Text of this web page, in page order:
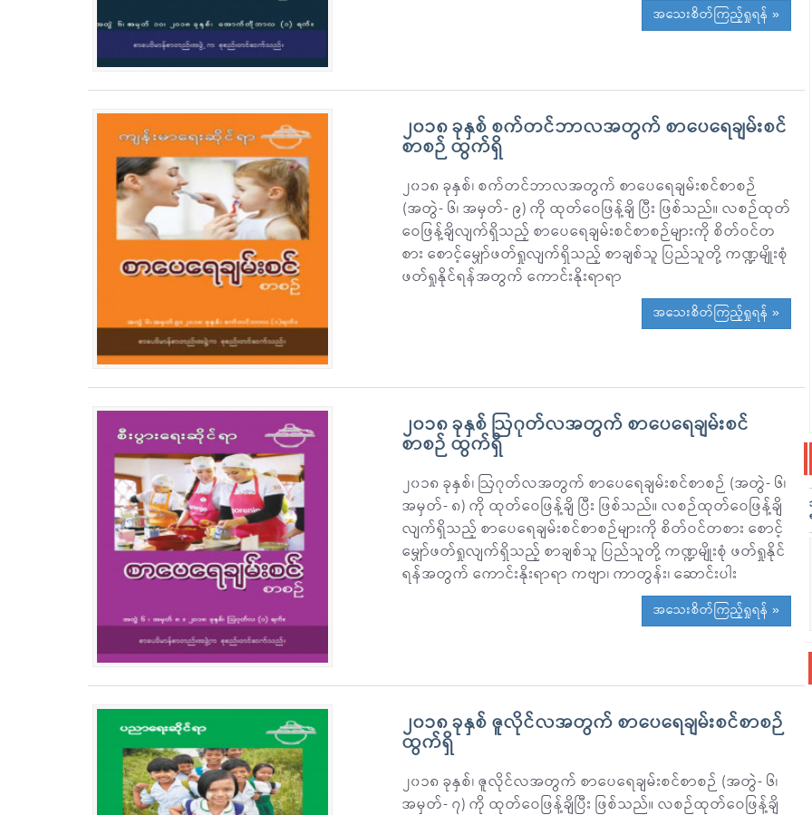
အသေးစိတ်ကြည့်ရှုရန် »
၂၀၁၈ ခုနှစ် စက်တင်ဘာလအတွက် စာပေရေချမ်းစင်
စာစဉ် ထွက်ရှိ
၂၀၁၈ ခုနှစ်၊ စက်တင်ဘာလအတွက် စာပေရေချမ်းစင်စာစဉ်
(အတွဲ- ၆၊ အမှတ်- ၉) ကို ထုတ်ဝေဖြန့်ချိ ပြီး ဖြစ်သည်။ လစဉ်ထုတ်
ဝေဖြန့်ချိလျက်ရှိသည့် စာပေရေချမ်းစင်စာစဉ်များကို စိတ်ဝင်တ
စား စောင့်မျှော်ဖတ်ရှုလျက်ရှိသည့် စာချစ်သူ ပြည်သူတို့ ကဏ္ဍမျိုးစုံ
ဖတ်ရှုနိုင်ရန်အတွက် ကောင်းနိုးရာရာ
အသေးစိတ်ကြည့်ရှုရန် »
၂၀၁၈ ခုနှစ် ဩဂုတ်လအတွက် စာပေရေချမ်းစင်
စာစဉ် ထွက်ရှိ
၂၀၁၈ ခုနှစ်၊ ဩဂုတ်လအတွက် စာပေရေချမ်းစင်စာစဉ် (အတွဲ- ၆၊
အမှတ်- ၈) ကို ထုတ်ဝေဖြန့်ချိ ပြီး ဖြစ်သည်။ လစဉ်ထုတ်ဝေဖြန့်ချိ
လျက်ရှိသည့် စာပေရေချမ်းစင်စာစဉ်များကို စိတ်ဝင်တစား စောင့်
မျှော်ဖတ်ရှုလျက်ရှိသည့် စာချစ်သူ ပြည်သူတို့ ကဏ္ဍမျိုးစုံ ဖတ်ရှုနိုင်
ရန်အတွက် ကောင်းနိုးရာရာ ကဗျာ၊ ကာတွန်း၊ ဆောင်းပါး
အသေးစိတ်ကြည့်ရှုရန် »
၂၀၁၈ ခုနှစ် ဇူလိုင်လအတွက် စာပေရေချမ်းစင်စာစဉ်
ထွက်ရှိ
၂၀၁၈ ခုနှစ်၊ ဇူလိုင်လအတွက် စာပေရေချမ်းစင်စာစဉ် (အတွဲ- ၆၊
အမှတ်- ၇) ကို ထုတ်ဝေဖြန့်ချိပြီး ဖြစ်သည်။ လစဉ်ထုတ်ဝေဖြန့်ချိ